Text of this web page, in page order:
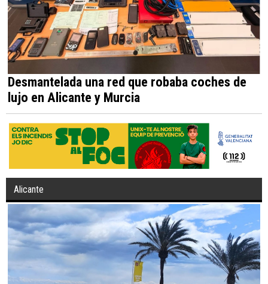
Desmantelada una red que robaba coches de
lujo en Alicante y Murcia
Alicante